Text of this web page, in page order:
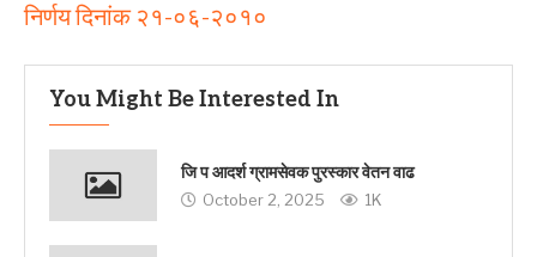
निर्णय दिनांक २१-०६-२०१०
You Might Be Interested In
जि प आदर्श ग्रामसेवक पुरस्कार वेतन वाढ
October 2, 2025 1K